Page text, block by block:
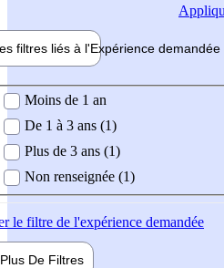
filtres liés à l'Expérience demandée
demandée
Moins de 1 an
De 1 à 3 ans (1)
Plus de 3 ans (1)
Non renseignée (1)
le filtre de l'expérience demandée
Plus De Filtres